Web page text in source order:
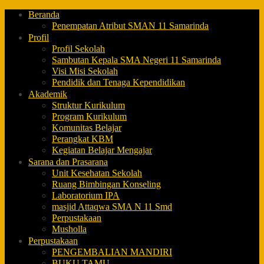
Beranda
Penempatan Atribut SMAN 11 Samarinda
Profil
Profil Sekolah
Sambutan Kepala SMA Negeri 11 Samarinda
Visi Misi Sekolah
Pendidik dan Tenaga Kependidikan
Akademik
Struktur Kurikulum
Program Kurikulum
Komunitas Belajar
Perangkat KBM
Kegiatan Belajar Mengajar
Sarana dan Prasarana
Unit Kesehatan Sekolah
Ruang Bimbingan Konseling
Laboratorium IPA
masjid Attaqwa SMA N 11 Smd
Perpustakaan
Musholla
Perpustakaan
PENGEMBALIAN MANDIRI